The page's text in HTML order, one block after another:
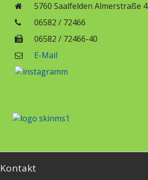
5760 Saalfelden Almerstraße 4
06582 / 72466
06582 / 72466-40
E-Mail
Kontakt